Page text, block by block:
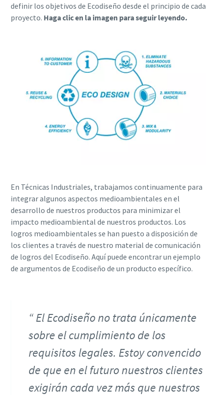
definir los objetivos de Ecodiseño desde el principio de cada
proyecto. Haga clic en la imagen para seguir leyendo.
En Técnicas Industriales, trabajamos continuamente para
integrar algunos aspectos medioambientales en el
desarrollo de nuestros productos para minimizar el
impacto medioambiental de nuestros productos. Los
logros medioambientales se han puesto a disposición de
los clientes a través de nuestro material de comunicación
de logros del Ecodiseño. Aquí puede encontrar un ejemplo
de argumentos de Ecodiseño de un producto específico.
El Ecodiseño no trata únicamente
sobre el cumplimiento de los
requisitos legales. Estoy convencido
de que en el futuro nuestros clientes
exigirán cada vez más que nuestros